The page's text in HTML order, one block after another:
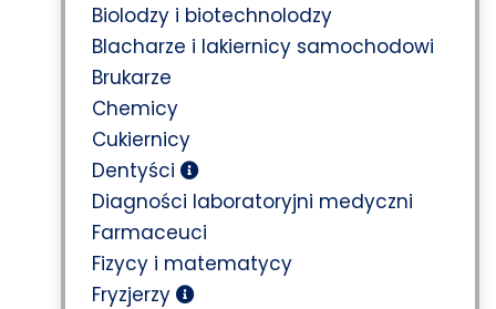
Biolodzy i biotechnolodzy
Blacharze i lakiernicy samochodowi
Brukarze
Chemicy
Cukiernicy
Dentyści
Diagności laboratoryjni medyczni
Farmaceuci
Fizycy i matematycy
Fryzjerzy